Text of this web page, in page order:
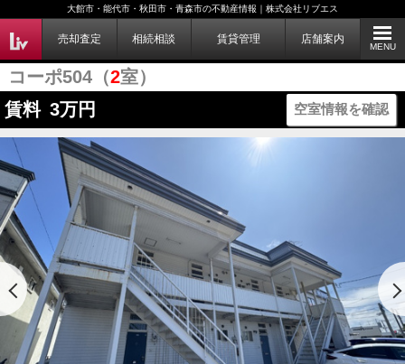
大館市・能代市・秋田市・青森市の不動産情報｜株式会社リブエス
売却査定 相続相談 賃貸管理 店舗案内
MENU
コーポ504（2室）
賃料 3万円 空室情報を確認